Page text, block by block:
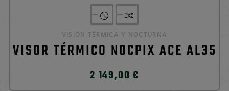
VISIÓN TÉRMICA Y NOCTURNA
VISOR TÉRMICO NOCPIX ACE AL35
2 149,00 €